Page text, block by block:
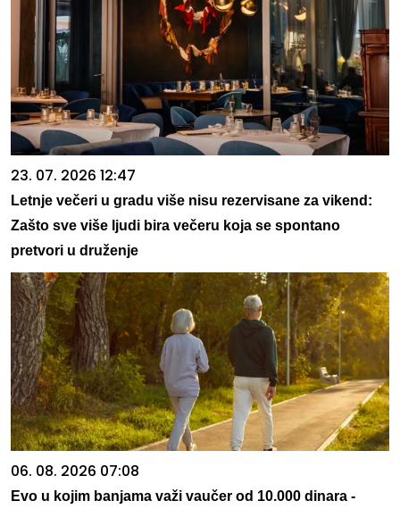
23. 07. 2026 12:47
Letnje večeri u gradu više nisu rezervisane za vikend:
Zašto sve više ljudi bira večeru koja se spontano
pretvori u druženje
06. 08. 2026 07:08
Evo u kojim banjama važi vaučer od 10.000 dinara -